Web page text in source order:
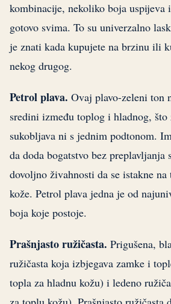
kombinacije, nekoliko boja uspijeva
gotovo svima. To su univerzalno
je znati kada kupujete na brzinu ili
nekog drugog.
Petrol plava. Ovaj plavo-zeleni ton
sredini između toplog i hladnog, što
sukobljava ni s jednim podtonom.
da doda bogatstvo bez
dovoljno živahnosti da se istakne
kože. Petrol plava jedna je od
boja koje postoje.
Prašnjasto ružičasta. Prigušena,
ružičasta koja izbjegava zamke i
topla za hladnu kožu) i ledeno